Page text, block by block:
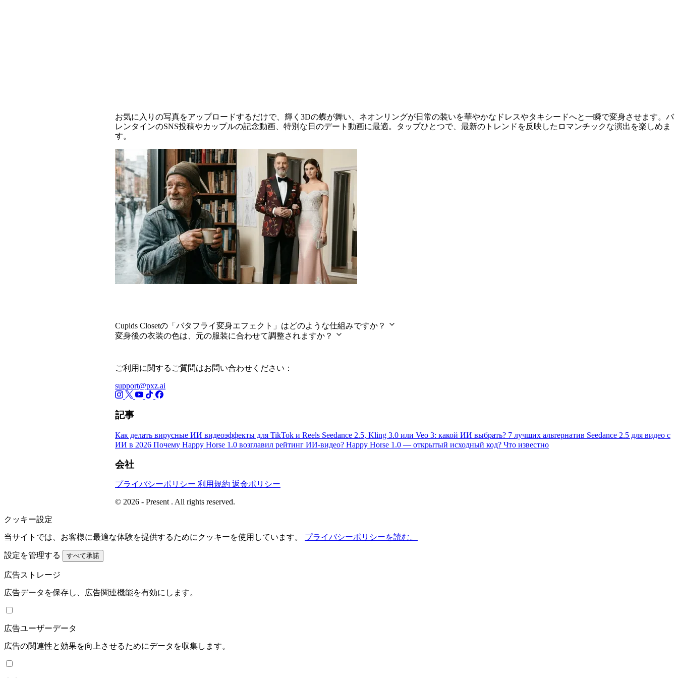
お気に入りの写真をアップロードするだけで、輝く3Dの蝶が舞い、ネオンリングが日常の装いを華やかなドレスやタキシードへと一瞬で変身させます。バ
レンタインのSNS投稿やカップルの記念動画、特別な日のデート動画に最適。タップひとつで、最新のトレンドを反映したロマンチックな演出を楽しめま
す。
Cupids Closetの「バタフライ変身エフェクト」はどのような仕組みですか？
変身後の衣装の色は、元の服装に合わせて調整されますか？
ご利用に関するご質問はお問い合わせください：
support@pxz.ai
記事
Как делать вирусные ИИ видеоэффекты для TikTok и Reels Seedance 2.5, Kling 3.0 или Veo 3: какой ИИ выбрать? 7 лучших альтернатив Seedance 2.5 для видео с
ИИ в 2026 Почему Happy Horse 1.0 возглавил рейтинг ИИ-видео? Happy Horse 1.0 — открытый исходный код? Что известно
会社
プライバシーポリシー 利用規約 返金ポリシー
© 2026 - Present . All rights reserved.
クッキー設定
当サイトでは、お客様に最適な体験を提供するためにクッキーを使用しています。 プライバシーポリシーを読む。
設定を管理する すべて承諾
広告ストレージ
広告データを保存し、広告関連機能を有効にします。
広告ユーザーデータ
広告の関連性と効果を向上させるためにデータを収集します。